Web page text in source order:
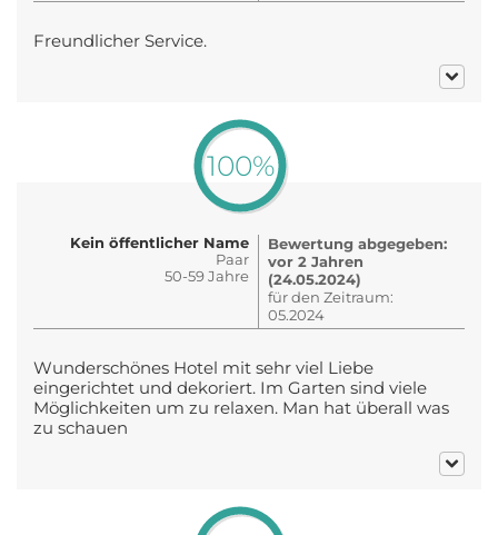
Freundlicher Service.
100%
Kein öffentlicher Name
Paar
50-59 Jahre
Bewertung abgegeben:
vor 2 Jahren
(24.05.2024)
für den Zeitraum:
05.2024
Wunderschönes Hotel mit sehr viel Liebe
eingerichtet und dekoriert. Im Garten sind viele
Möglichkeiten um zu relaxen. Man hat überall was
zu schauen